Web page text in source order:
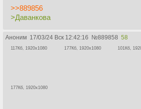
>>889856
>Даванкова
Аноним 17/03/24 Вск 12:42:16 №889858 58
117Кб, 1920x1080 177Кб, 1920x1080 101Кб,
177Кб, 1920x1080